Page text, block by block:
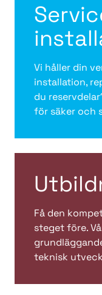
Vi håller din
installation,
du
för säker och
Få den
steget före.
teknisk